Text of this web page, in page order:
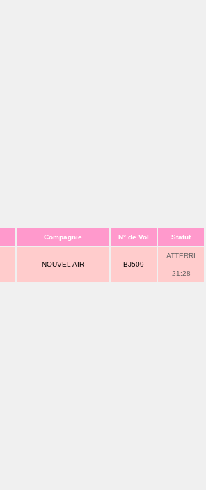
Compagnie N° de Vol Statut
NOUVEL AIR BJ509
ATTERRI
21:28